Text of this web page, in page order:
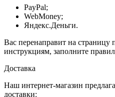
PayPal;
WebMoney;
Яндекс.Деньги.
Вас перенаправит на страницу
инструкциям, заполните
Доставка
Наш интернет-магазин
доставки: